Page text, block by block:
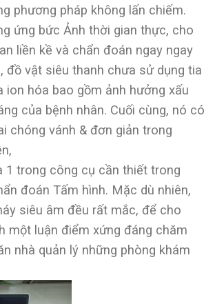
phương pháp không lấn chiếm.
ứng bức Ảnh thời gian thực, cho
liền kề và chẩn đoán ngay ngay
đồ vật siêu thanh chưa sử dụng tia
ion hóa bao gồm ảnh hưởng xấu
của bệnh nhân. Cuối cùng, nó có
chóng vánh & đơn giản trong
1 trong công cụ cần thiết trong
đoán Tấm hình. Mặc dù nhiên,
siêu âm đều rất mắc, để cho
một luận điểm xứng đáng chăm
nhà quản lý những phòng khám